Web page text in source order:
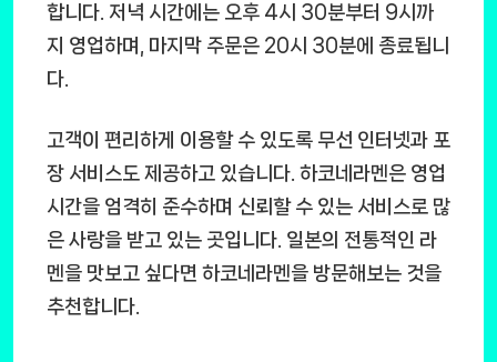
합니다. 저녁 시간에는 오후 4시 30분부터 9시까
지 영업하며, 마지막 주문은 20시 30분에 종료됩니
다.
고객이 편리하게 이용할 수 있도록 무선 인터넷과 포
장 서비스도 제공하고 있습니다. 하코네라멘은 영업
시간을 엄격히 준수하며 신뢰할 수 있는 서비스로 많
은 사랑을 받고 있는 곳입니다. 일본의 전통적인 라
멘을 맛보고 싶다면 하코네라멘을 방문해보는 것을
추천합니다.